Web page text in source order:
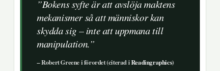
”Bokens syfte är att avslöja maktens
mekanismer så att människor kan
skydda sig – inte att uppmana till
manipulation.”
– Robert Greene i förordet (citerad iReadingraphics)